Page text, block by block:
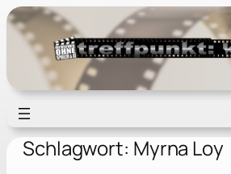
Zum
Inhalt
springen
Schlagwort: Myrna Loy